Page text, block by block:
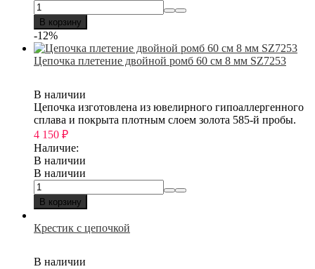
В корзину
-12%
Цепочка плетение двойной ромб 60 см 8 мм SZ7253
В наличии
Цепочка изготовлена из ювелирного гипоаллергенного
сплава и покрыта плотным слоем золота 585-й пробы.
4 150 ₽
Наличие:
В наличии
В наличии
В корзину
Крестик с цепочкой
В наличии